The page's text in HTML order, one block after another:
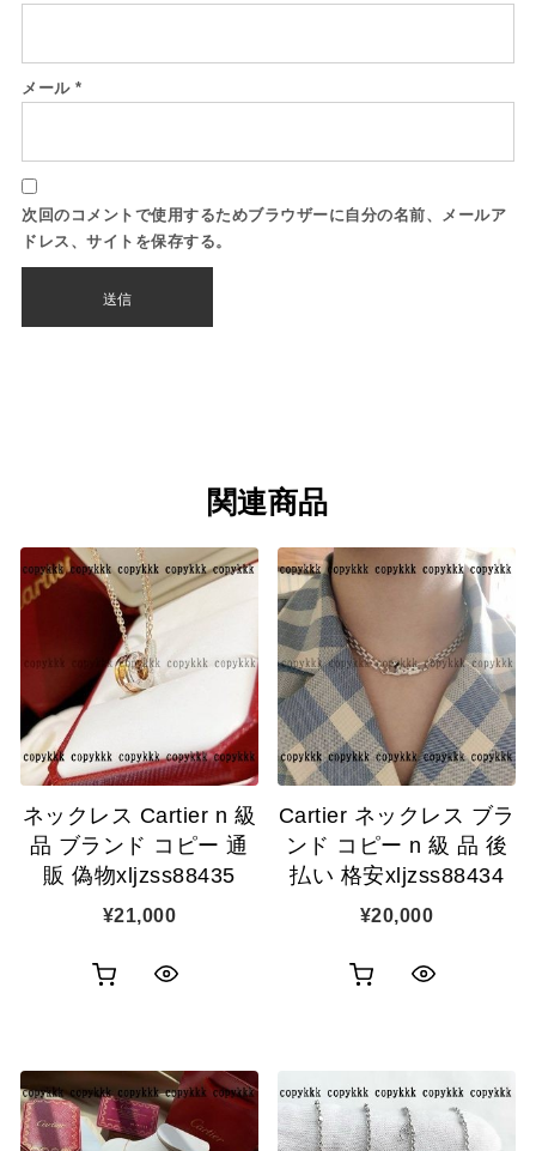
メール*
次回のコメントで使用するためブラウザーに自分の名前、メールア
ドレス、サイトを保存する。
関連商品
ネックレス Cartier n 級
品 ブランド コピー 通
販 偽物xljzss88435
¥21,000
Cartier ネックレス ブラ
ンド コピー n 級 品 後
払い 格安xljzss88434
¥20,000